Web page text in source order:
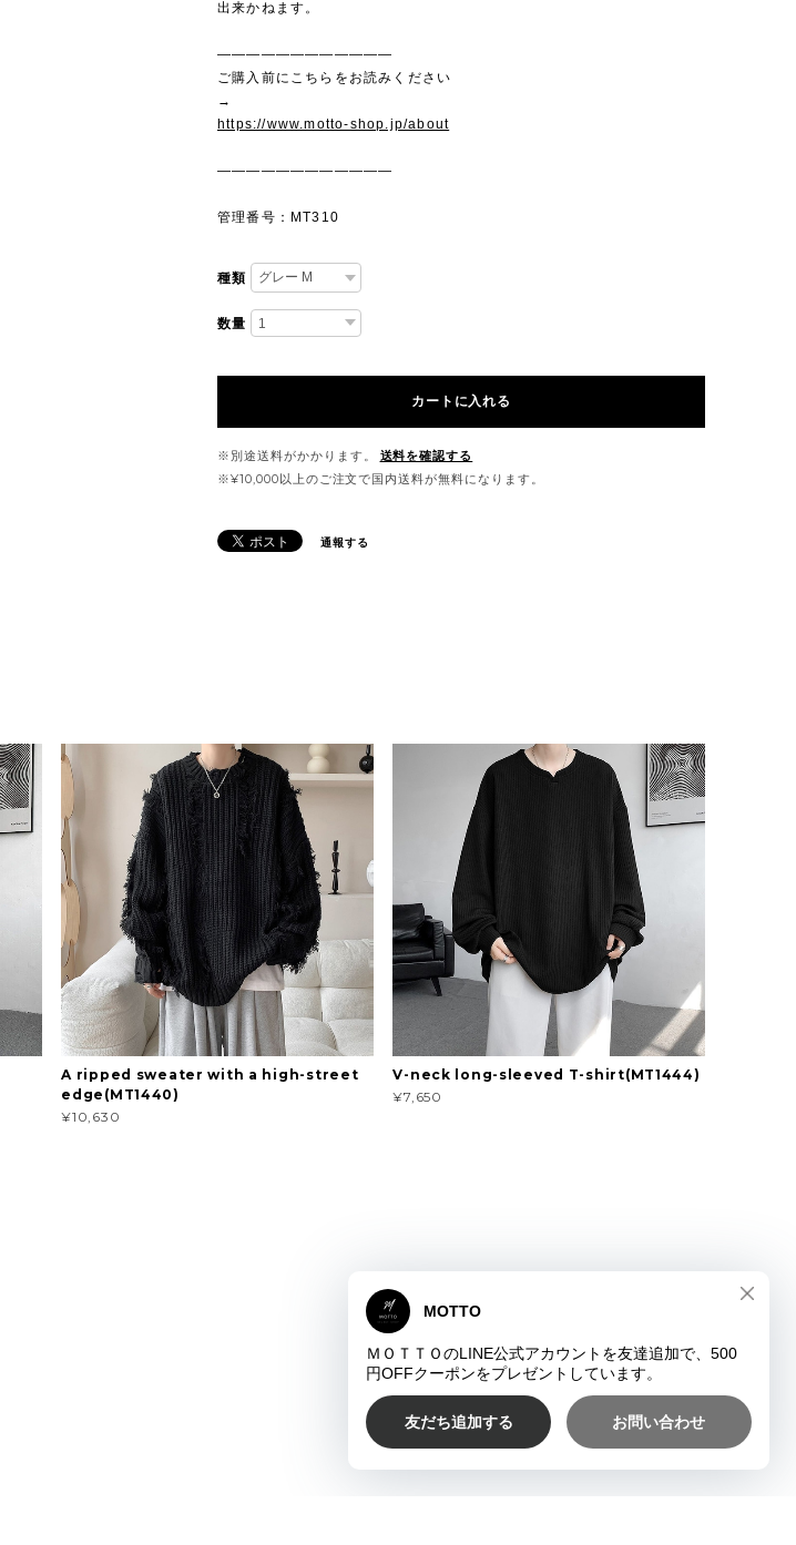
出来かねます。
————————————
ご購入前にこちらをお読みください
→
https://www.motto-shop.jp/about
————————————
管理番号：MT310
種類
数量
カートに入れる
※別途送料がかかります。
送料を確認する
※¥10,000以上のご注文で国内送料が無料になります。
通報する
A ripped sweater with a high-street
edge(MT1440)
¥10,630
V-neck long-sleeved T-shirt(MT1444)
¥7,650